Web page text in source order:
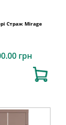
Страж Mirage
грн